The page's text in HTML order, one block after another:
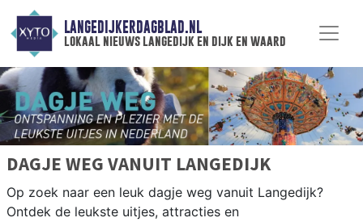
LANGEDIJKERDAGBLAD.NL
lokaal nieuws langedijk en dijk en waard
DAGJE WEG VANUIT LANGEDIJK
Op zoek naar een leuk dagje weg vanuit Langedijk?
Ontdek de leukste uitjes, attracties en